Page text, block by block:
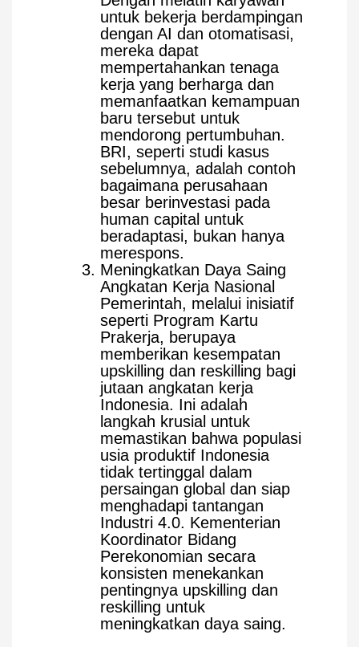
untuk bekerja berdampingan
dengan AI dan otomatisasi,
mereka dapat
mempertahankan tenaga
kerja yang berharga dan
memanfaatkan kemampuan
baru tersebut untuk
mendorong pertumbuhan.
BRI, seperti studi kasus
sebelumnya, adalah contoh
bagaimana perusahaan
besar berinvestasi pada
human capital untuk
beradaptasi, bukan hanya
merespons.
Meningkatkan Daya Saing
Angkatan Kerja Nasional
Pemerintah, melalui inisiatif
seperti Program Kartu
Prakerja, berupaya
memberikan kesempatan
upskilling dan reskilling bagi
jutaan angkatan kerja
Indonesia. Ini adalah
langkah krusial untuk
memastikan bahwa populasi
usia produktif Indonesia
tidak tertinggal dalam
persaingan global dan siap
menghadapi tantangan
Industri 4.0. Kementerian
Koordinator Bidang
Perekonomian secara
konsisten menekankan
pentingnya upskilling dan
reskilling untuk
meningkatkan daya saing.